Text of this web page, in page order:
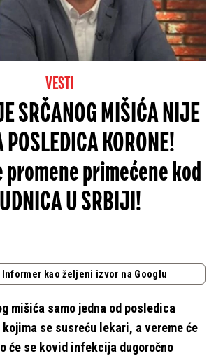
VESTI
SRČANOG MIŠIĆA NIJE
KORONE!
primećene kod
U SRBIJI!
Informer kao željeni izvor na Googlu
mišića samo jedna od posledica
se susreću lekari, a vereme će
će se kovid infekcija dugoročno